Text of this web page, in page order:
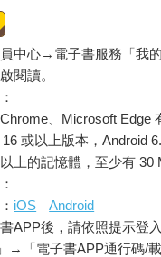
中心→電子書服務「我
閱讀。
、Microsoft Edge
或以上版本，Android
上的記憶體，至少有 30
iOS
Android
APP後，請依照提示登
→「電子書APP通行碼/